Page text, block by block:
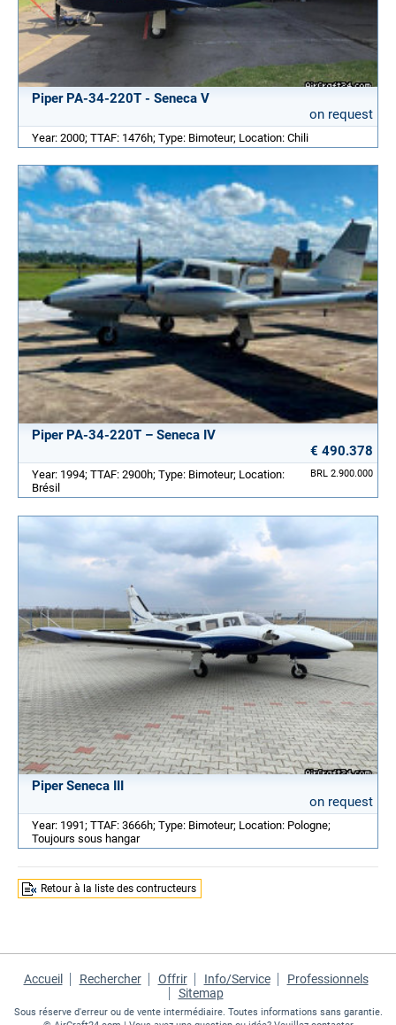
Piper PA-34-220T - Seneca V
on request
Year: 2000; TTAF: 1476h; Type: Bimoteur; Location: Chili
Piper PA-34-220T – Seneca IV
€ 490.378
BRL 2.900.000
Year: 1994; TTAF: 2900h; Type: Bimoteur; Location:
Brésil
Piper Seneca III
on request
Year: 1991; TTAF: 3666h; Type: Bimoteur; Location: Pologne;
Toujours sous hangar
Retour à la liste des contructeurs
Accueil Rechercher Offrir Info/Service
Professionnels
Sitemap
Sous réserve d'erreur ou de vente intermédiaire. Toutes informations sans garantie.